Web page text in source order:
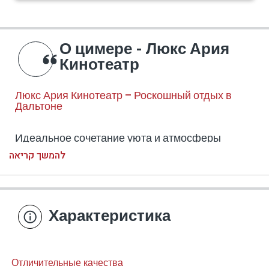
О цимере - Люкс Ария
Кинотеатр
Люкс Ария Кинотеатр – Роскошный отдых в
Дальтоне
Идеальное сочетание уюта и атмосферы
домашнего кинотеатра
В самом сердце Верхней Галилеи, в
живописном посёлке Дальтон, расположен
роскошный комплекс Люкс Ария Кинотеатр –
два стильных и просторных люкса, каждый из
להמשך קריאה
Характеристика
Отличительные качества